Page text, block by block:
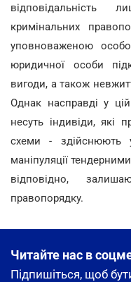
відповідальність
кримінальних
уповноваженою
юридичної особи
вигоди, а також
Однак насправді у
несуть індивіди, які
схеми - здійснюють
маніпуляції
відповідно,
правопорядку.
Читайте нас в
Підпишіться, щоб